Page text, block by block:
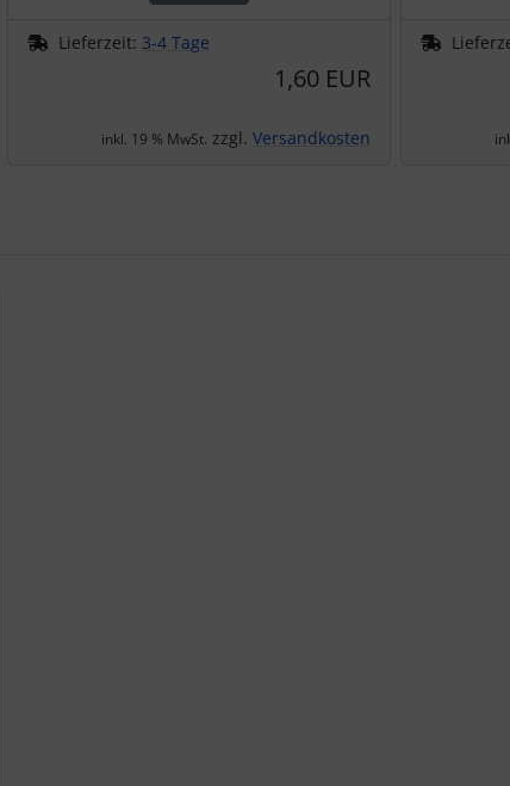
Lieferzeit: 3-4 Tage
1,60 EUR
inkl. 19 % MwSt. zzgl. Versandkosten